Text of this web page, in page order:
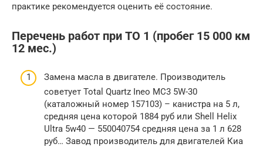
практике рекомендуется оценить её состояние.
Перечень работ при ТО 1 (пробег 15 000 км
12 мес.)
Замена масла в двигателе. Производитель
советует Total Quartz Ineo MC3 5W-30
(каталожный номер 157103) – канистра на 5 л,
средняя цена которой 1884 руб или Shell Helix
Ultra 5w40 — 550040754 средняя цена за 1 л 628
руб… Завод производитель для двигателей Киа